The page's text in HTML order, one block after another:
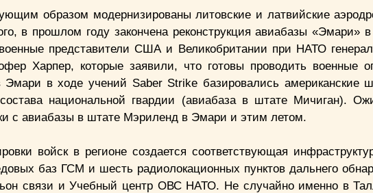
образом модернизированы литовские и латвийские
в прошлом году закончена реконструкция авиабазы «Эмари»
представители США и Великобритании при НАТО
Харпер, которые заявили, что готовы проводить военные
в ходе учений Saber Strike базировались американские
национальной гвардии (авиабаза в штате Мичиган).
с авиабазы в штате Мэриленд в Эмари и этим летом.
войск в регионе создается соответствующая
баз ГСМ и шесть радиолокационных пунктов дальнего
связи и Учебный центр ОВС НАТО. Не случайно именно в